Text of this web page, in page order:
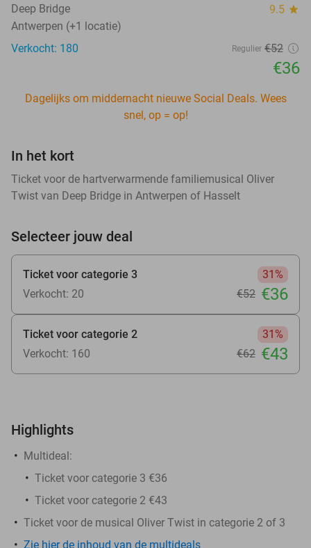
Deep Bridge 9.5 star
Antwerpen (+1 locatie)
Verkocht: 180
Regulier €52
€36
Dagelijks om middernacht nieuwe Social Deals. Wees
snel, op = op!
In het kort
Ticket voor de hartverwarmende familiemusical Oliver
Twist van Deep Bridge in Antwerpen of Hasselt
Selecteer jouw deal
Ticket voor categorie 3
31%
Verkocht: 20
€52 €36
Ticket voor categorie 2
31%
Verkocht: 160
€62 €43
Highlights
Multideal:
Ticket voor categorie 3 €36
Ticket voor categorie 2 €43
Ticket voor de musical Oliver Twist in categorie 2 of 3
Zie hier de inhoud van de multideals